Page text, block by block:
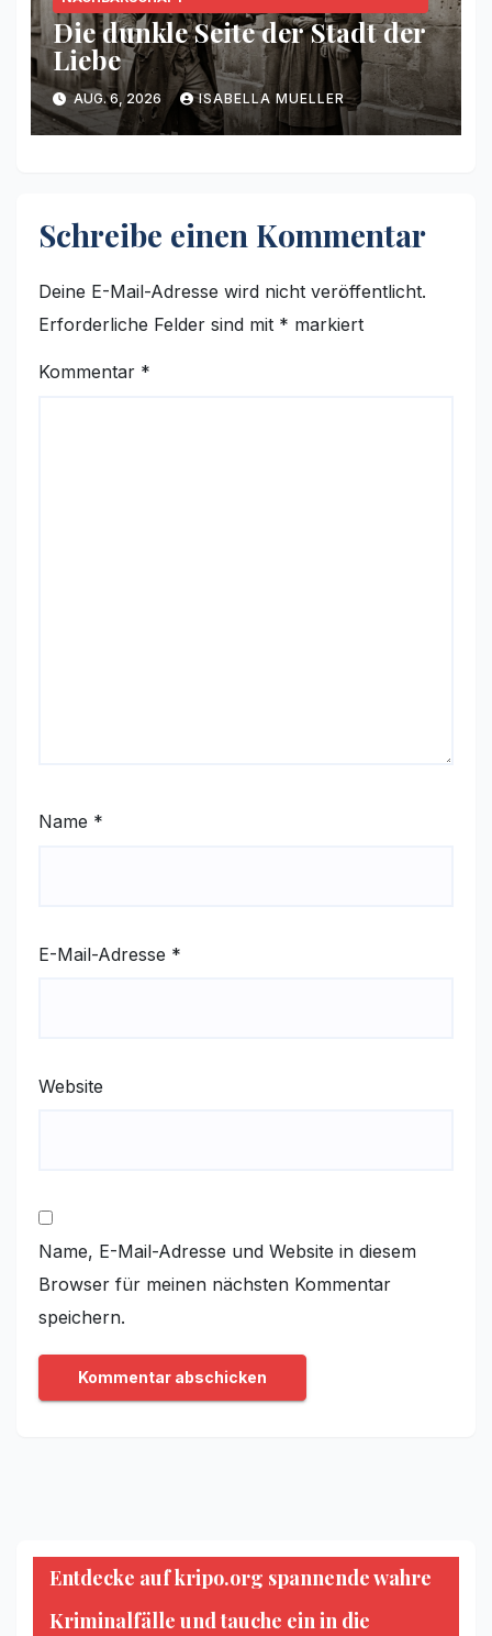
Die dunkle Seite der Stadt der
Liebe
AUG. 6, 2026 ISABELLA MUELLER
Schreibe einen Kommentar
Deine E-Mail-Adresse wird nicht veröffentlicht.
Erforderliche Felder sind mit * markiert
Kommentar *
Name *
E-Mail-Adresse *
Website
Name, E-Mail-Adresse und Website in diesem
Browser für meinen nächsten Kommentar
speichern.
Entdecke auf kripo.org spannende wahre
Kriminalfälle und tauche ein in die